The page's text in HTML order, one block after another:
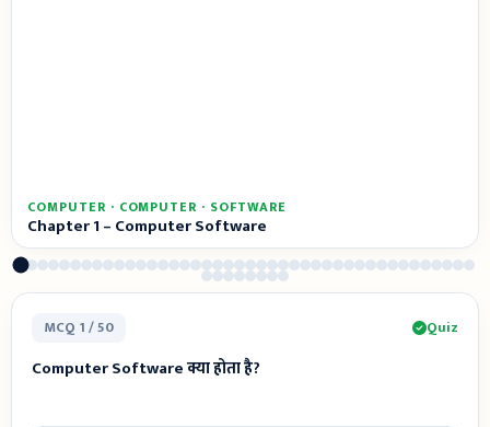
COMPUTER · COMPUTER · SOFTWARE
Chapter 1 – Computer Software
MCQ 1 / 50 Quiz
Computer Software क्या होता है?